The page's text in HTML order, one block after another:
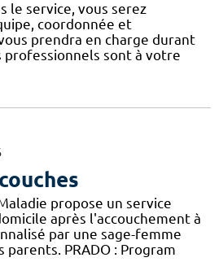
le service, vous serez
coordonnée et
prendra en charge durant
sont à votre
propose un service
après l'accouchement à
par une sage-femme
PRADO : Program